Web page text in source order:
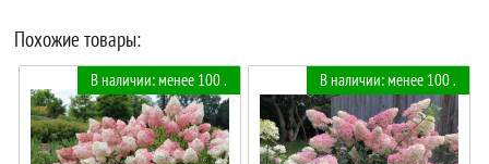
Похожие товары:
В наличии: менее 100 . В наличии: менее 100 .